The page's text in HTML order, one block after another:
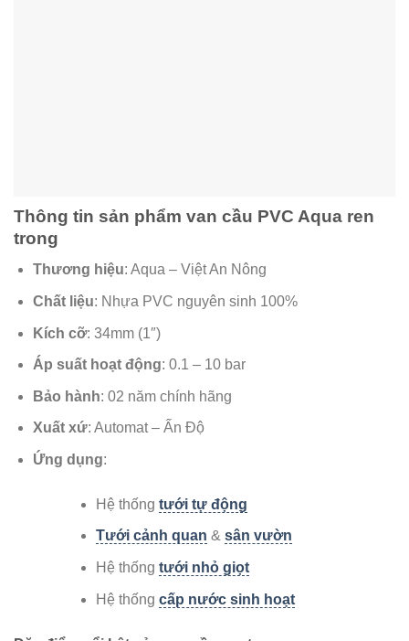
Thông tin sản phẩm van cầu PVC Aqua ren
trong
Thương hiệu: Aqua – Việt An Nông
Chất liệu: Nhựa PVC nguyên sinh 100%
Kích cỡ: 34mm (1″)
Áp suất hoạt động: 0.1 – 10 bar
Bảo hành: 02 năm chính hãng
Xuất xứ: Automat – Ấn Độ
Ứng dụng:
Hệ thống tưới tự động
Tưới cảnh quan & sân vườn
Hệ thống tưới nhỏ giọt
Hệ thống cấp nước sinh hoạt